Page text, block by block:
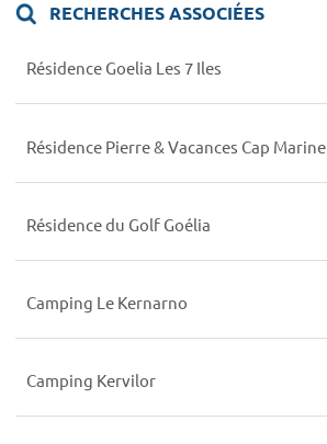
RECHERCHES ASSOCIÉES
Résidence Goelia Les 7 Iles
Résidence Pierre & Vacances Cap Marine
Résidence du Golf Goélia
Camping Le Kernarno
Camping Kervilor